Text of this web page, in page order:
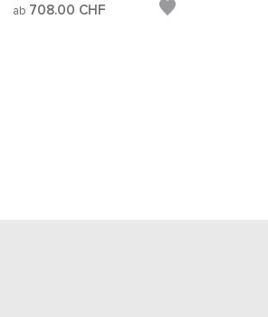
ab 708.00 CHF